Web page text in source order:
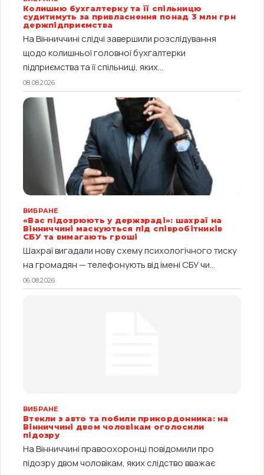
Колишню бухгалтерку та її спільницю
судитимуть за привласнення понад 3 млн грн
держпідприємства
На Вінниччині слідчі завершили розслідування
щодо колишньої головної бухгалтерки
підприємства та її спільниці, яких...
08.08.2026
ВИБРАНЕ
«Вас підозрюють у держзраді»: шахраї на
Вінниччині маскуються під співробітників
СБУ та вимагають гроші
Шахраї вигадали нову схему психологічного тиску
на громадян — телефонують від імені СБУ чи...
06.08.2026
ВИБРАНЕ
Втекли з авто та побили прикордонника: на
Вінниччині двом чоловікам оголосили
підозру
На Вінниччині правоохоронці повідомили про
підозру двом чоловікам, яких слідство вважає